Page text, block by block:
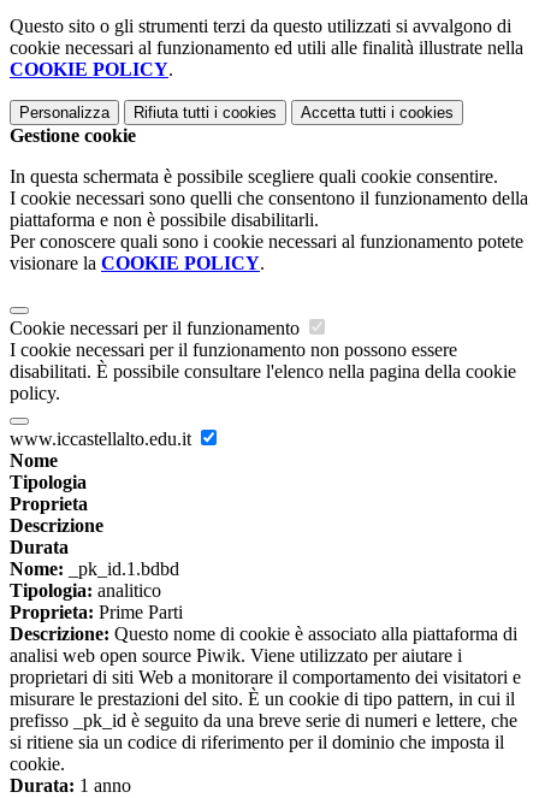
Questo sito o gli strumenti terzi da questo utilizzati si avvalgono di
cookie necessari al funzionamento ed utili alle finalità illustrate nella
COOKIE POLICY.
Personalizza Rifiuta tutti i cookies Accetta tutti i cookies
Gestione cookie
In questa schermata è possibile scegliere quali cookie consentire.
I cookie necessari sono quelli che consentono il funzionamento della
piattaforma e non è possibile disabilitarli.
Per conoscere quali sono i cookie necessari al funzionamento potete
visionare la COOKIE POLICY.
Cookie necessari per il funzionamento
I cookie necessari per il funzionamento non possono essere
disabilitati. È possibile consultare l'elenco nella pagina della cookie
policy.
www.iccastellalto.edu.it
Nome
Tipologia
Proprieta
Descrizione
Durata
Nome: _pk_id.1.bdbd
Tipologia: analitico
Proprieta: Prime Parti
Descrizione: Questo nome di cookie è associato alla piattaforma di
analisi web open source Piwik. Viene utilizzato per aiutare i
proprietari di siti Web a monitorare il comportamento dei visitatori e
misurare le prestazioni del sito. È un cookie di tipo pattern, in cui il
prefisso _pk_id è seguito da una breve serie di numeri e lettere, che
si ritiene sia un codice di riferimento per il dominio che imposta il
cookie.
Durata: 1 anno